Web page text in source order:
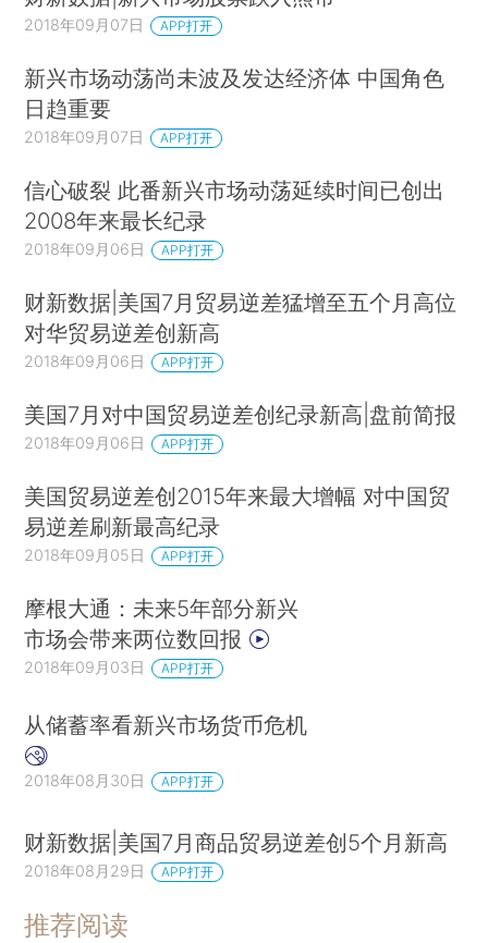
2018年09月07日 APP打开
新兴市场动荡尚未波及发达经济体 中国角色
日趋重要
2018年09月07日 APP打开
信心破裂 此番新兴市场动荡延续时间已创出
2008年来最长纪录
2018年09月06日 APP打开
财新数据|美国7月贸易逆差猛增至五个月高位
对华贸易逆差创新高
2018年09月06日 APP打开
美国7月对中国贸易逆差创纪录新高|盘前简报
2018年09月06日 APP打开
美国贸易逆差创2015年来最大增幅 对中国贸
易逆差刷新最高纪录
2018年09月05日 APP打开
摩根大通：未来5年部分新兴
市场会带来两位数回报
2018年09月03日 APP打开
从储蓄率看新兴市场货币危机
2018年08月30日 APP打开
财新数据|美国7月商品贸易逆差创5个月新高
2018年08月29日 APP打开
推荐阅读